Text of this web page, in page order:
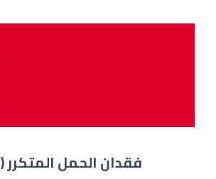
فقدان الحمل المتكرر (RPL)